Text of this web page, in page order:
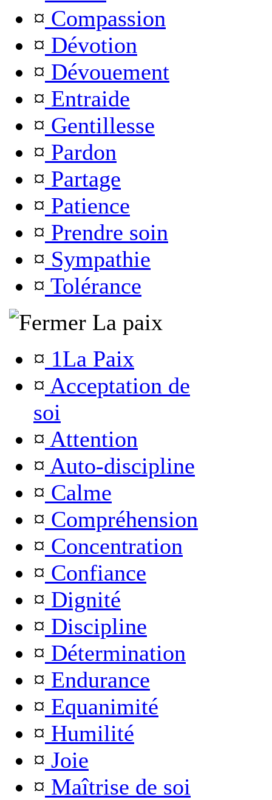
¤ Compassion
¤ Dévotion
¤ Dévouement
¤ Entraide
¤ Gentillesse
¤ Pardon
¤ Partage
¤ Patience
¤ Prendre soin
¤ Sympathie
¤ Tolérance
La paix
¤ 1La Paix
¤ Acceptation de
soi
¤ Attention
¤ Auto-discipline
¤ Calme
¤ Compréhension
¤ Concentration
¤ Confiance
¤ Dignité
¤ Discipline
¤ Détermination
¤ Endurance
¤ Equanimité
¤ Humilité
¤ Joie
¤ Maîtrise de soi